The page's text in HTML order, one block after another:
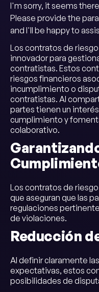
I'm sorry, it seems
Please provide the
and I'll be happy to
Los contratos de
innovador para
contratistas. Estos
riesgos financieros
incumplimiento o
contratistas. Al
partes tienen un
cumplimiento y
colaborativo.
Los contratos de
que aseguran que las
regulaciones
de violaciones.
Reducción
Al definir claramente
expectativas, estos
posibilidades de